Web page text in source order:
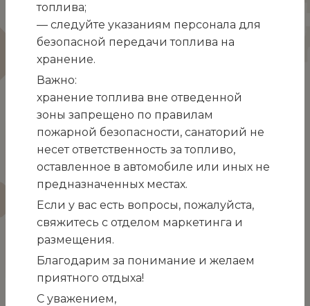
Через Крымский мост
С 18 июля на Крымском мосту по направлению
Тамань-Керчь организовано движение в
реверсивном режиме.
На Крымском мосту продолжают действовать
повышенные меры безопасности со 100%
досмотром транспортных средств и багажа. В
Минтранспорта Крыма рекомендуют
проезжающим Крымский мост упаковать вещи
так, чтобы их можно было легко и быстро
перенести из машины в пункт досмотра.
топлива;
— следуйте указаниям персонала для
безопасной передачи топлива на
хранение.
Важно:
хранение топлива вне отведенной
зоны запрещено по правилам
пожарной безопасности, санаторий не
несет ответственность за топливо,
оставленное в автомобиле или иных не
предназначенных местах.
Если у вас есть вопросы, пожалуйста,
свяжитесь с отделом маркетинга и
размещения.
Благодарим за понимание и желаем
приятного отдыха!
С уважением,